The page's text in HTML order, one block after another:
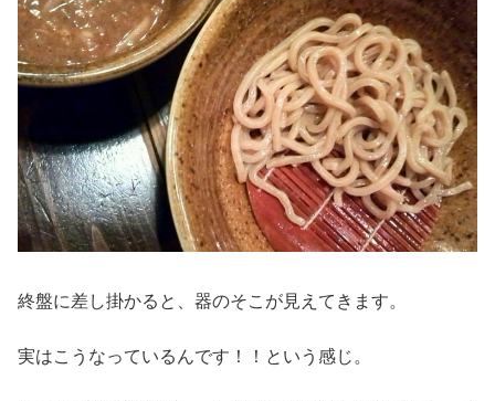
終盤に差し掛かると、器のそこが見えてきます。
実はこうなっているんです！！という感じ。